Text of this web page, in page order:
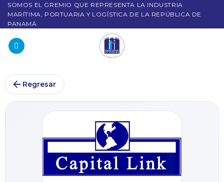
SOMOS EL GREMIO QUE REPRESENTA LA INDUSTRIA
MARÍTIMA, PORTUARIA Y LOGÍSTICA DE LA REPÚBLICA DE
PANAMÁ
Regresar